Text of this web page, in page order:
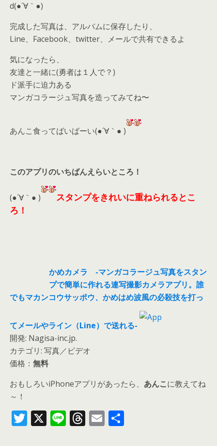
d(●´∀｀●)
完成した写真は、アルバムに保存したり、
Line、Facebook、twitter、メールで共有できるよ
気になったら、
友達と一緒に(勇者は１人で？)
ド派手に迫力ある
マンガコラージュ写真を造ってみてね〜
あんこ食ってばいばーい(●´∀｀● )
このアプリのいちばんえらいところ！
(●´∀｀● )
スタンプをきれいに重ねられるとこ
ろ！
かめカメラ -マンガコラージュ写真をスタン
プで簡単に作れる連写撮影カメラアプリ。誰
でもマカンコウサッポウ、かめはめ波風の必殺技を打っ
てメールやライン（Line）で送れる-
開発: Nagisa-inc.jp.
カテゴリ: 写真／ビデオ
価格： 無料
おもしろいiPhoneアプリがあったら、 あんこに教えてね
～！
T X Li T E